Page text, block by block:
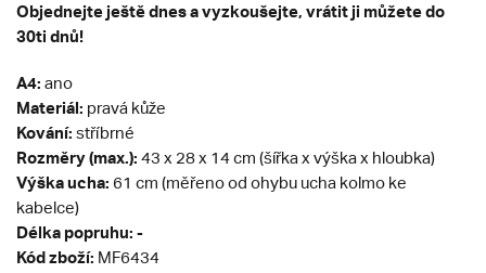
Objednejte ještě dnes a vyzkoušejte, vrátit ji můžete do
30ti dnů!
A4: ano
Materiál: pravá kůže
Kování: stříbrné
Rozměry (max.): 43 x 28 x 14 cm (šířka x výška x hloubka)
Výška ucha: 61 cm (měřeno od ohybu ucha kolmo ke
kabelce)
Délka popruhu: -
Kód zboží: MF6434